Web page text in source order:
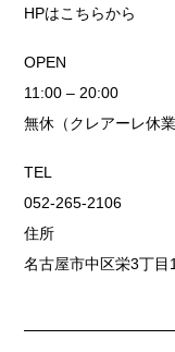
HPはこちらから
OPEN
11:00 – 20:00
無休（クレアーレ休
TEL
052-265-2106
住所
名古屋市中区栄3丁